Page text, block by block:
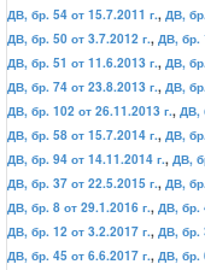
ДВ, бр. 54 от 15.7.2011 г., ДВ,
ДВ, бр. 50 от 3.7.2012 г., ДВ, бр.
ДВ, бр. 51 от 11.6.2013 г., ДВ,
ДВ, бр. 74 от 23.8.2013 г., ДВ,
ДВ, бр. 102 от 26.11.2013 г., ДВ,
ДВ, бр. 58 от 15.7.2014 г., ДВ,
ДВ, бр. 94 от 14.11.2014 г., ДВ,
ДВ, бр. 37 от 22.5.2015 г., ДВ,
ДВ, бр. 8 от 29.1.2016 г., ДВ, бр.
ДВ, бр. 12 от 3.2.2017 г., ДВ, бр.
ДВ, бр. 45 от 6.6.2017 г., ДВ, бр.